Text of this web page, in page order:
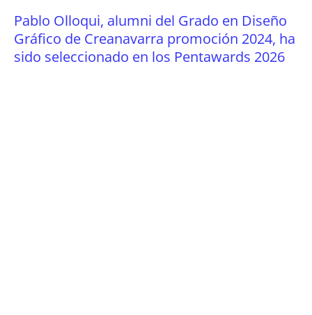
Pablo Olloqui, alumni del Grado en Diseño
Gráfico de Creanavarra promoción 2024, ha
sido seleccionado en los Pentawards 2026